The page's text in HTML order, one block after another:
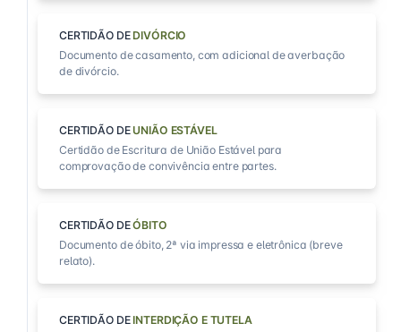
CERTIDÃO DEDIVÓRCIO
Documento de casamento, com adicional de averbação
de divórcio.
CERTIDÃO DEUNIÃO ESTÁVEL
Certidão de Escritura de União Estável para
comprovação de convivência entre partes.
CERTIDÃO DEÓBITO
Documento de óbito, 2ª via impressa e eletrônica (breve
relato).
CERTIDÃO DEINTERDIÇÃO E TUTELA